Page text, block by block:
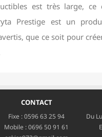
est très large, ce
Prestige est un
que ce soit pour
CONTACT
Fixe :0596 63 25 94
Mobile :0696 50 91 61
Du